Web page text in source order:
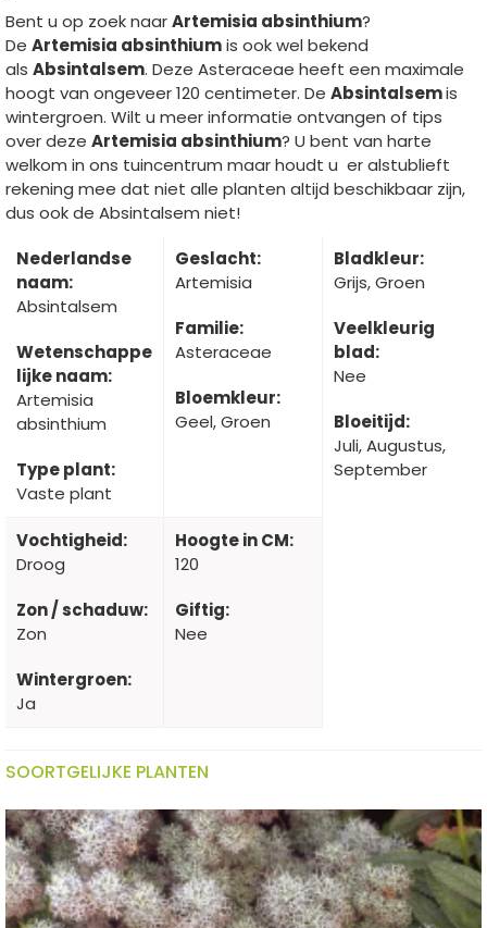
Bent u op zoek naarArtemisia absinthium?
De Artemisia absinthiumis ook wel bekend
als Absintalsem. Deze Asteraceae heeft een maximale
hoogt van ongeveer 120 centimeter. De Absintalsemis
wintergroen. Wilt u meer informatie ontvangen of tips
over deze Artemisia absinthium? U bent van harte
welkom in ons tuincentrum maar houdt u er alstublieft
rekening mee dat niet alle planten altijd beschikbaar zijn,
dus ook de Absintalsem niet!
Nederlandse
naam:
Absintalsem
Wetenschappe
lijke naam:
Artemisia
absinthium
Type plant:
Vaste plant
Geslacht:
Artemisia
Familie:
Asteraceae
Bloemkleur:
Geel, Groen
Bladkleur:
Grijs, Groen
Veelkleurig
blad:
Nee
Bloeitijd:
Juli, Augustus,
September
Vochtigheid:
Droog
Zon / schaduw:
Zon
Wintergroen:
Ja
Hoogte in CM:
120
Giftig:
Nee
SOORTGELIJKE PLANTEN